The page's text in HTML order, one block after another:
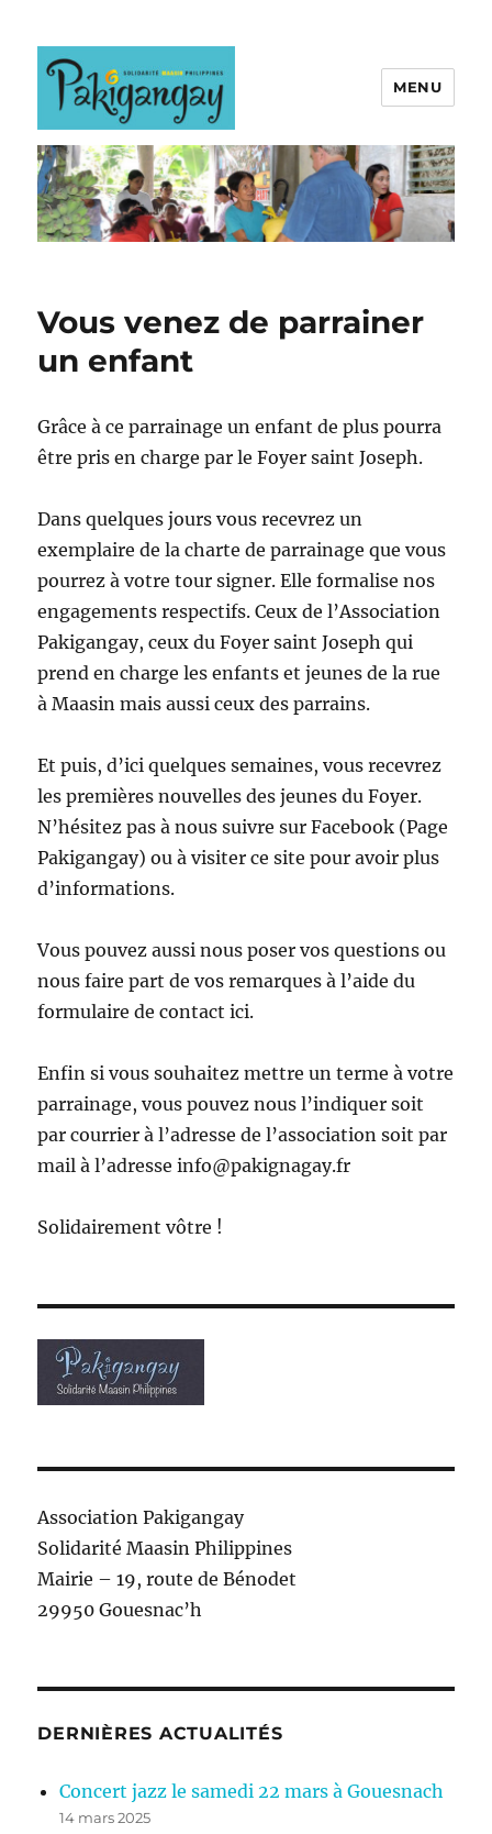
MENU
Vous venez de parrainer
un enfant
Grâce à ce parrainage un enfant de plus pourra
être pris en charge par le Foyer saint Joseph.
Dans quelques jours vous recevrez un
exemplaire de la charte de parrainage que vous
pourrez à votre tour signer. Elle formalise nos
engagements respectifs. Ceux de l’Association
Pakigangay, ceux du Foyer saint Joseph qui
prend en charge les enfants et jeunes de la rue
à Maasin mais aussi ceux des parrains.
Et puis, d’ici quelques semaines, vous recevrez
les premières nouvelles des jeunes du Foyer.
N’hésitez pas à nous suivre sur Facebook (Page
Pakigangay) ou à visiter ce site pour avoir plus
d’informations.
Vous pouvez aussi nous poser vos questions ou
nous faire part de vos remarques à l’aide du
formulaire de contact ici.
Enfin si vous souhaitez mettre un terme à votre
parrainage, vous pouvez nous l’indiquer soit
par courrier à l’adresse de l’association soit par
mail à l’adresse info@pakignagay.fr
Solidairement vôtre !
Association Pakigangay
Solidarité Maasin Philippines
Mairie – 19, route de Bénodet
29950 Gouesnac’h
DERNIÈRES ACTUALITÉS
Concert jazz le samedi 22 mars à Gouesnach
14 mars 2025